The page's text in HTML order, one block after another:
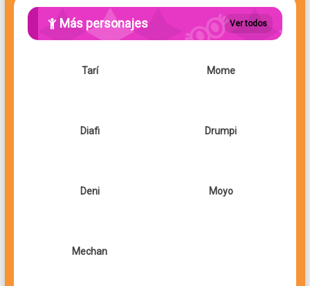
Más personajes Ver todos
Tarí Mome
Diafi Drumpi
Deni Moyo
Mechan